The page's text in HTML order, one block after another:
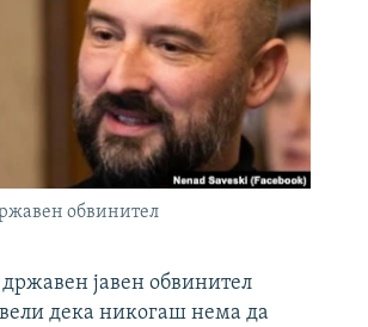
обвинител
јавен обвинител
дека никогаш нема да